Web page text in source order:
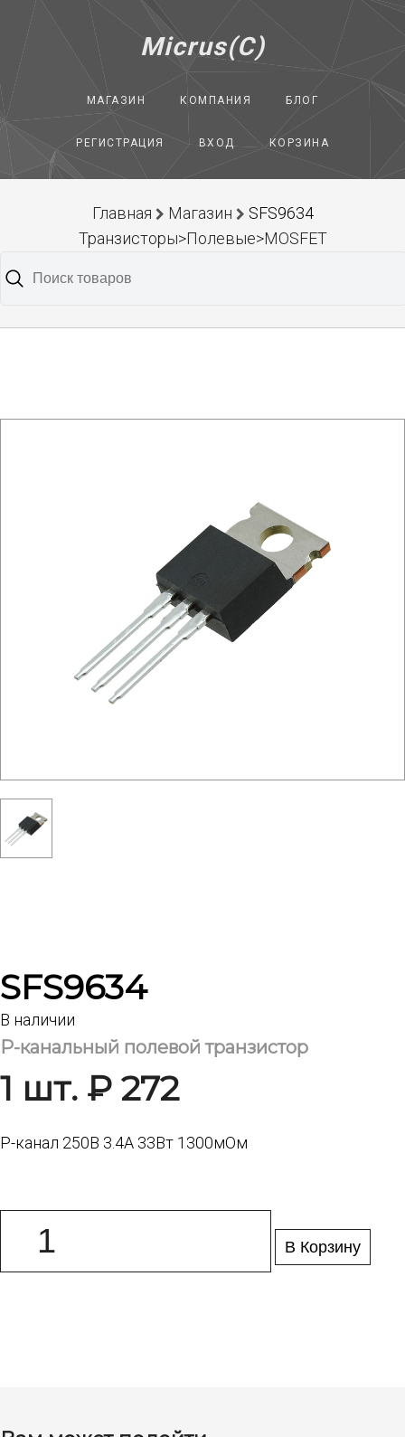
Micrus(C)
МАГАЗИН КОМПАНИЯ БЛОГ
РЕГИСТРАЦИЯ ВХОД КОРЗИНА
Главная Магазин
SFS9634
Транзисторы>Полевые>MOSFET
SFS9634
В наличии
Р-канальный полевой транзистор
1 шт. ₽ 272
Р-канал 250В 3.4А 33Вт 1300мОм
В Корзину